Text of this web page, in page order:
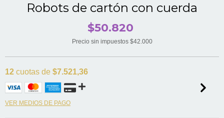
Robots de cartón con cuerda
$50.820
Precio sin impuestos $42.000
12 cuotas de $7.521,36
VER MEDIOS DE PAGO